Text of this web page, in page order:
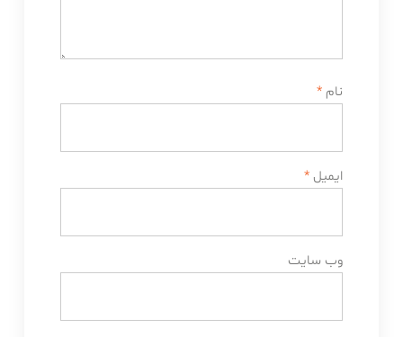
نام *
ایمیل *
وب‌ سایت